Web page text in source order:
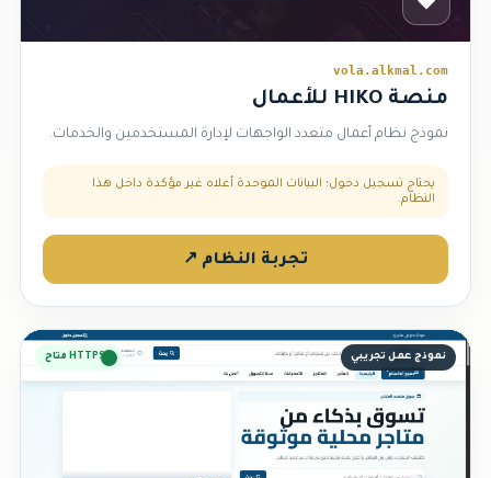
vola.alkmal.com
منصة HIKO للأعمال
نموذج نظام أعمال متعدد الواجهات لإدارة المستخدمين والخدمات.
يحتاج تسجيل دخول؛ البيانات الموحدة أعلاه غير مؤكدة داخل هذا
النظام.
تجربة النظام ↗
نموذج عمل تجريبي HTTPS متاح